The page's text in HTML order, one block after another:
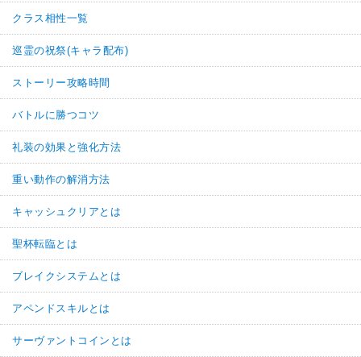
クラス相性一覧
巡霊の祝祭(キャラ配布)
ストーリー攻略時間
バトルに勝つコツ
礼装の効果と強化方法
重い動作の解消方法
キャッシュクリアとは
聖杯転臨とは
ブレイクシステムとは
アペンドスキルとは
サーヴァントコインとは